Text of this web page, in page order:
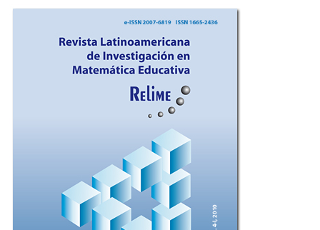
Imagen de portada